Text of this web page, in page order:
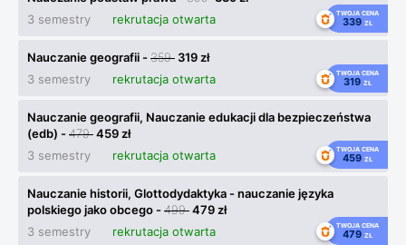
3 semestry
rekrutacja otwarta TWOJA CENA
339 ZŁ
Nauczanie geografii -359 319 zł
3 semestry
rekrutacja otwarta TWOJA CENA
319 ZŁ
Nauczanie geografii, Nauczanie edukacji dla bezpieczeństwa
(edb) -479459 zł
3 semestry
rekrutacja otwarta TWOJA CENA
459 ZŁ
Nauczanie historii, Glottodydaktyka - nauczanie języka
polskiego jako obcego -499479 zł
3 semestry
rekrutacja otwarta TWOJA CENA
479 ZŁ